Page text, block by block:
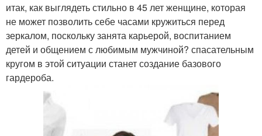
итак, как выглядеть стильно в 45 лет женщине, которая
не может позволить себе часами кружиться перед
зеркалом, поскольку занята карьерой, воспитанием
детей и общением с любимым мужчиной? спасательным
кругом в этой ситуации станет создание базового
гардероба.